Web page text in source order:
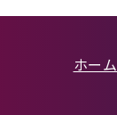
ホーム